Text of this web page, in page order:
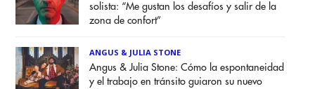
solista: “Me gustan los desafíos y salir de la
zona de confort”
ANGUS & JULIA STONE
Angus & Julia Stone: Cómo la espontaneidad
y el trabajo en tránsito guiaron su nuevo